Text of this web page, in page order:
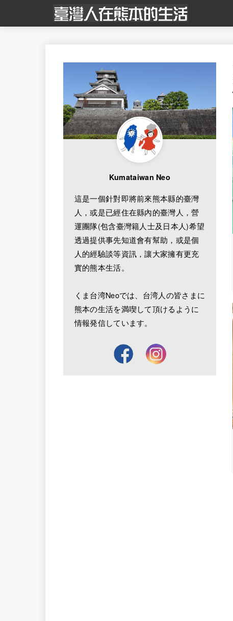
Kumataiwan Neo
這是一個針對即將前來熊本縣的臺灣
人，或是已經住在縣內的臺灣人，營
運團隊(包含臺灣籍人士及日本人)希望
透過提供事先知道會有幫助，或是個
人的經驗談等資訊，讓大家擁有更充
實的熊本生活。
くま台湾Neoでは、台湾人の皆さまに
熊本の生活を満喫して頂けるように
情報発信しています。